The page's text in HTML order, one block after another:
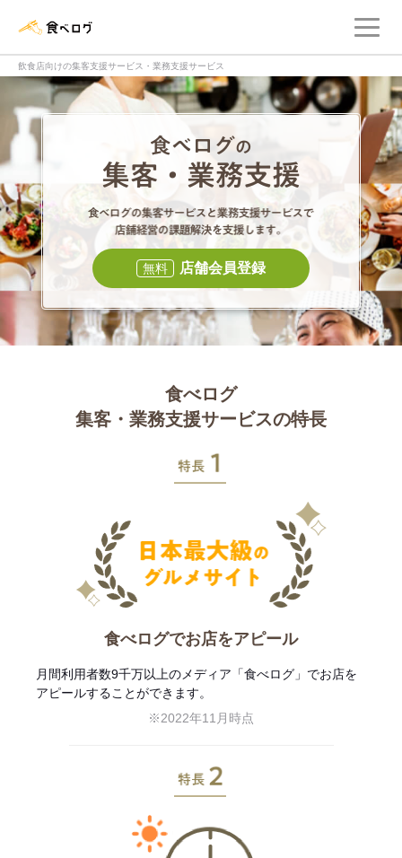
飲食店向けの集客支援サービス・業務支援サービス
食べログの集客
食べログの集
無料 店舗会員登録
食べログ
集客・業務支援サービスの特長
食べログでお店をアピール
月間利用者数9千万以上のメディア「食べログ」でお店を
アピールすることができます。
※2022年11月時点